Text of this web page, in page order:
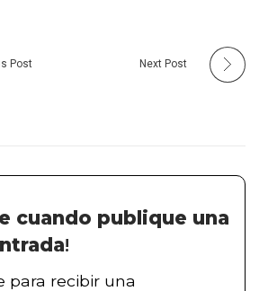
Post Next Post
cuando publique una
!
para recibir una